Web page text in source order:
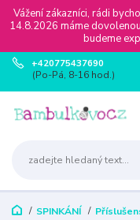
Vážení zákazníci, rádi
14.8.2026 máme
budeme
+420775437690
(Po-Pá, 8-16 hod.)
SPINKÁNÍ